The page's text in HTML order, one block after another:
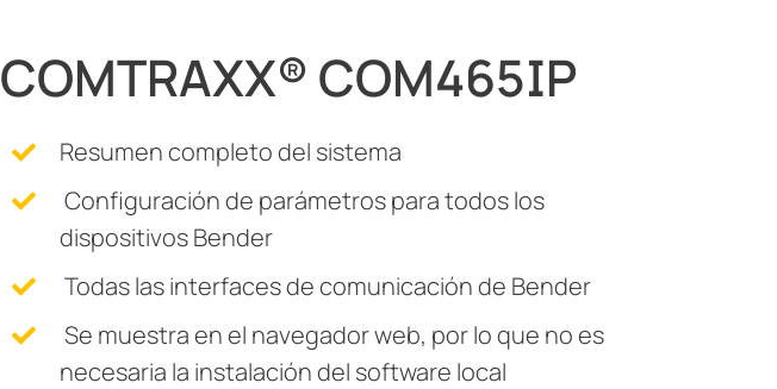
COMTRAXX® COM465IP
Resumen completo del sistema
Configuración de parámetros para todos los
dispositivos Bender
Todas las interfaces de comunicación de Bender
Se muestra en el navegador web, por lo que no es
necesaria la instalación del software local